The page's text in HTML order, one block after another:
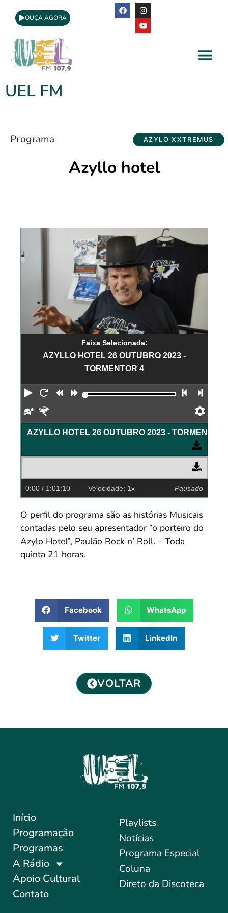
OUÇA AGORA
UEL FM
Programa AZYLO XXTREMUS
Azyllo hotel
Faixa Selecionada:
AZYLLO HOTEL 26 OUTUBRO 2023 -
TORMENTOR 4
Reproduzir
Reiniciar
Retroceder
Avançar Faixa
Devagar
0:00 / 1:01:10 Velocidade: 1x Pausado
O perfil do programa são as histórias Musicais
contadas pelo seu apresentador “o porteiro do
Azylo Hotel”, Paulão Rock n’ Roll. – Toda
quinta 21 horas.
Facebook WhatsApp
Twitter LinkedIn
VOLTAR
Início
Programação
Programas
A Rádio
Apoio Cultural
Contato
Playlists
Notícias
Programa Especial
Coluna
Direto da Discoteca